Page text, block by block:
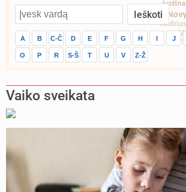
A B C-Č D E F G H I J
O P R S-Š T U V Z-Ž
Vaiko sveikata